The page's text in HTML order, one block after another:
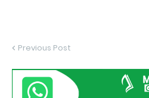
Previous Post